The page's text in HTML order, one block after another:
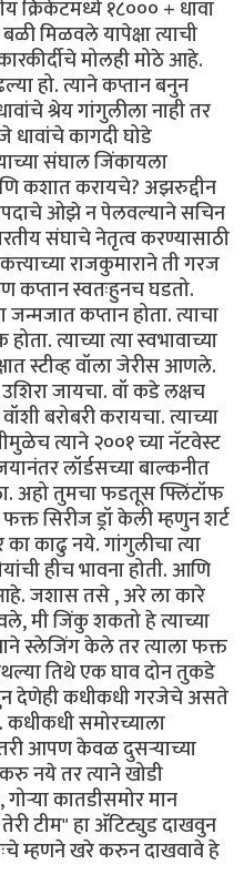
क्रिकेटमध्ये १८००० + धावा
मिळवले यापेक्षा त्याची
मोलही मोठे आहे.
हो. त्याने कप्तान बनुन
श्रेय गांगुलीला नाही तर
धावांचे कागदी घोडे
संघाल जिंकायला
कशात करायचे? अझरुद्दीन
ओझे न पेलवल्याने सचिन
संघाचे नेतृत्व करण्यासाठी
राजकुमाराने ती गरज
कप्तान स्वतःहुनच घडतो.
कप्तान होता. त्याचा
त्याच्या त्या स्वभावाच्या
स्टीव्ह वॉला जेरीस आणले.
जायचा. वॉ कडे लक्षच
बरोबरी करायचा. त्याच्या
त्याने २००१ च्या नॅटवेस्ट
लॉर्डसच्या बाल्कनीत
अहो तुमचा फडतूस फ्लिंटॉफ
सिरीज ड्रॉ केली म्हणुन शर्ट
काढु नये. गांगुलीचा त्या
हीच भावना होती. आणि
जशास तसे , अरे ला कारे
मी जिंकु शकतो हे त्याच्या
स्लेजिंग केले तर त्याला फक्त
तिथे एक घाव दोन तुकडे
देणेही कधीकधी गरजेचे असते
कधीकधी समोरच्याला
आपण केवळ दुसर्‍याच्या
नये तर त्याने खोडी
कातडीसमोर मान
टीम" हा अ‍ॅटिट्युड दाखवुन
म्हणने खरे करुन दाखवावे हे